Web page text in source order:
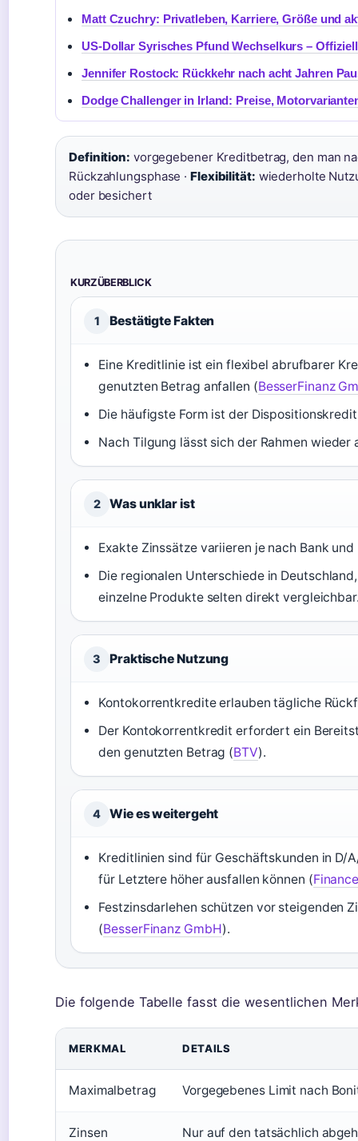
Matt Czuchry: Privatleben, Karriere, Größe und
US-Dollar Syrisches Pfund Wechselkurs –
Jennifer Rostock: Rückkehr nach acht Jahren
Dodge Challenger in Irland: Preise,
Definition: vorgegebener Kreditbetrag, den man
Rückzahlungsphase · Flexibilität: wiederholte
oder besichert
KURZÜBERBLICK
1 Bestätigte Fakten
Eine Kreditlinie ist ein flexibel abrufbarer
genutzten Betrag anfallen (BesserFinanz
Die häufigste Form ist der
Nach Tilgung lässt sich der Rahmen
2 Was unklar ist
Exakte Zinssätze variieren je nach Bank
Die regionalen Unterschiede in
einzelne Produkte selten direkt
3 Praktische Nutzung
Kontokorrentkredite erlauben tägliche
Der Kontokorrentkredit erfordert ein
den genutzten Betrag (BTV).
4 Wie es weitergeht
Kreditlinien sind für Geschäftskunden in D/
für Letztere höher ausfallen können (
Festzinsdarlehen schützen vor steigenden
(BesserFinanz GmbH).
Die folgende Tabelle fasst die wesentlichen
MERKMAL DETAILS
Maximalbetrag Vorgegebenes Limit nach
Zinsen Nur auf den tatsächlich